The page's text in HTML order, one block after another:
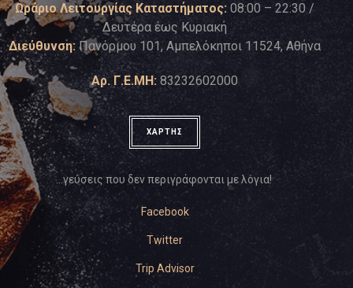
Ωράριο Λειτουργίας Καταστήματος: 08:00 – 22:30 /
Δευτέρα έως Κυριακή
Διεύθυνση: Πανόρμου 101, Αμπελόκηποι 11524, Αθήνα
Αρ. Γ.Ε.ΜΗ: 83232602000
ΧΑΡΤΗΣ
…γεύσεις που δεν περιγράφονται με λόγια!
Facebook
Twitter
Trip Advisor